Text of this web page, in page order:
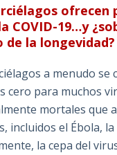
ofrecen
COVID-19…y
de la longevidad?
a menudo se
cero para muchos
mortales que
incluidos el Ébola, la
la cepa del